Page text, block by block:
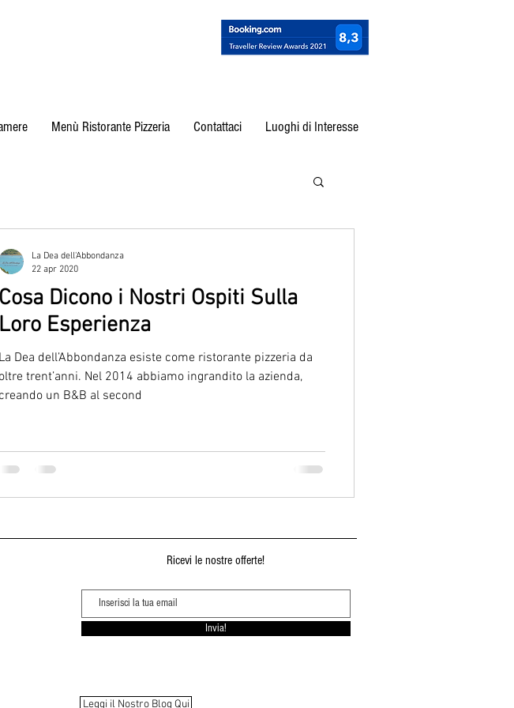
Menù Ristorante Pizzeria Contattaci Luoghi di Interesse
Cosa Dicono i Nostri Ospiti Sulla
Loro Esperienza
La Dea dell’Abbondanza esiste come ristorante pizzeria da
oltre trent’anni. Nel 2014 abbiamo ingrandito la azienda,
creando un B&B al second
La Dea dell'Abbondanza
22 apr 2020
Ricevi le nostre offerte!
Invia!
Leggi il Nostro Blog Qui